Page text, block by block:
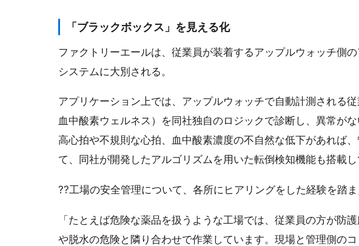
「ブラックボックス」を見える化
ファクトリーエールは、従業員が装着するアップルウォッチ側
システムに大別される。
アプリケーション上では、アップルウォッチで自動計測される
血中酸素ウェルネス）を同社独自のロジックで診断し、異常が
高心拍や不規則な心拍、血中酸素濃度の不自然な低下があれば
て、同社が開発したアルゴリズムを用いた転倒検知機能も搭載し
??工場の安全管理について、各所にヒアリングをした経験を踏ま
「たとえば危険な薬品を扱うような工場では、従業員の方が防
や脱水の危険と隣り合わせで作業しています。現場と管理側の